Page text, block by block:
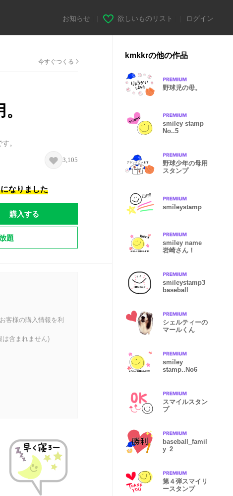
お知らせ 欲しいものリスト ログイン
今すぐつくる
。
3,105
なりました
購入する
題
客様の購入情報を利
は含まれません)
kmkkrの他の作品
野球児の母。
smiley stamp
No..5
野球少年の母用
スタンプ
smileystamp
smiley name
岩崎さん！
smileystamp3
baseball
シェルティーの
マールくん
smiley
stamp..No6
スマイルスタン
プ
baseball_famil
y_2
第４弾スマイリ
ースタンプ